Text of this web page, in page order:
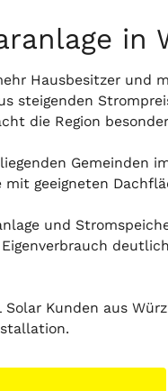
in
Hausbesitzer und
steigenden
die Region
Gemeinden
geeigneten
und
Kunden aus